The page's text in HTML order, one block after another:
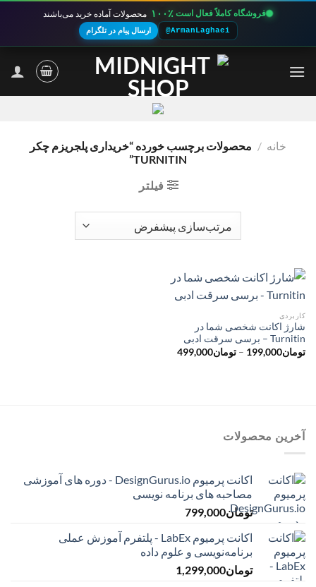
فروشگاه کاملاً فعال است ۱۰۰٪ محصولات آماده خرید می‌باشند
@ArmanLaghaei ارسال پیام در تلگرام
خانه / محصولات برچسب خورده “خریداری پلجریزم چکر
TURNITIN”
فیلتر
کاربردی
شارژ اکانت شخصی شما در
Turnitin – برسی سرقت ادبی
تومان199,000
– تومان499,000محدوده
آخرین محصولات
اکانت پرمیوم DesignGurus.io - دوره ‌های آموزشی
مصاحبه ‌های برنامه نویسی
تومان799,000
اکانت پرمیوم LabEx - پلتفرم آموزش عملی
برنامه‌نویسی و علوم داده
تومان1,299,000